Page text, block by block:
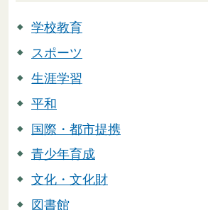
学校教育
スポーツ
生涯学習
平和
国際・都市提携
青少年育成
文化・文化財
図書館